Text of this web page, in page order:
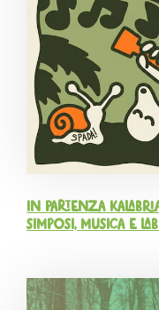
In partenza
simposi, musica e